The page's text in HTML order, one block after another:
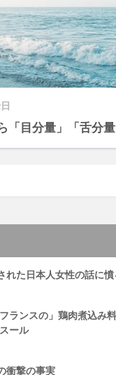
「目分量」「舌分量
れた日本人女性の話に憤
フランスの」鶏肉煮込み
ール
衝撃の事実